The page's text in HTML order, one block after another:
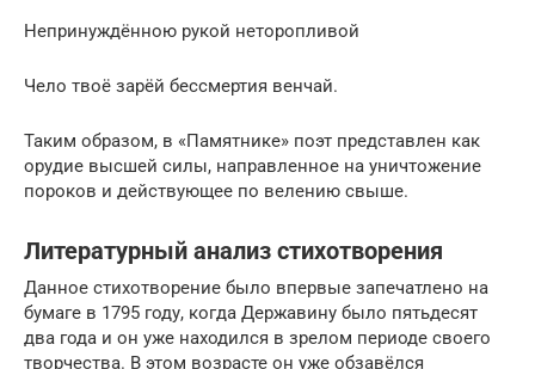
Непринуждённою рукой неторопливой
Чело твоё зарёй бессмертия венчай.
Таким образом, в «Памятнике» поэт представлен как
орудие высшей силы, направленное на уничтожение
пороков и действующее по велению свыше.
Литературный анализ стихотворения
Данное стихотворение было впервые запечатлено на
бумаге в 1795 году, когда Державину было пятьдесят
два года и он уже находился в зрелом периоде своего
творчества. В этом возрасте он уже обзавёлся